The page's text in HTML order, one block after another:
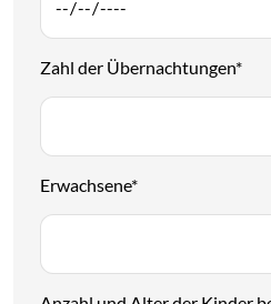
Zahl der Übernachtungen*
Erwachsene*